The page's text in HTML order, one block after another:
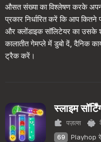
औसत संख्या का विश्लेषण करके
प्रकार निर्धारित करें कि आप
और क्लोंडाइक सॉलिटेयर का
कालातीत गेमप्ले में डुबो दें, दैनिक
ट्रैक करें।
स्लाइम
पज़ल्स
69
Playhop